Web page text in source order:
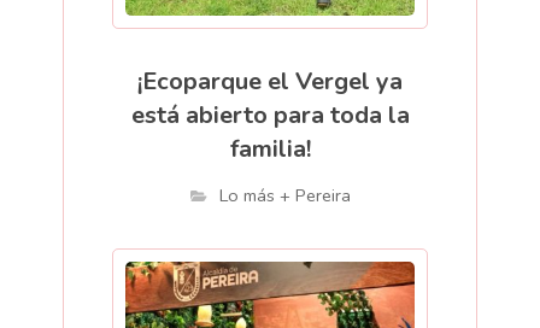
¡Ecoparque el Vergel ya
está abierto para toda la
familia!
Lo más + Pereira